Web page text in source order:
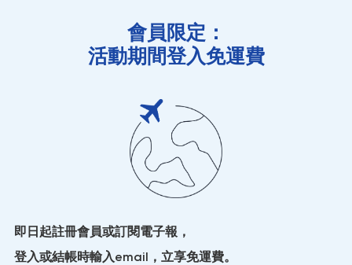
會員限定：
活動期間登入免運費
即日起註冊會員或訂閱電子報，
登入或結帳時輸入email，立享免運費。